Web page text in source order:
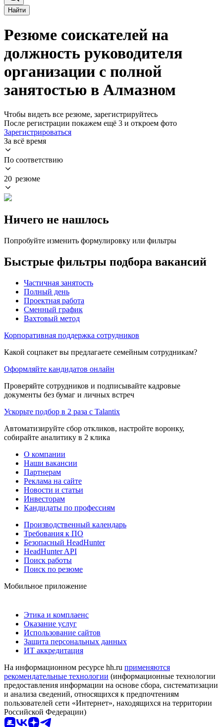
Найти
Резюме соискателей на
должность руководителя
организации с полной
занятостью в Алмазном
Чтобы видеть все резюме, зарегистрируйтесь
После регистрации покажем ещё 3 и откроем фото
Зарегистрироваться
За всё время
По соответствию
20 резюме
Ничего не нашлось
Попробуйте изменить формулировку или фильтры
Быстрые фильтры подбора вакансий
Частичная занятость
Полный день
Проектная работа
Сменный график
Вахтовый метод
Корпоративная поддержка сотрудников
Какой соцпакет вы предлагаете семейным сотрудникам?
Оформляйте кандидатов онлайн
Проверяйте сотрудников и подписывайте кадровые
документы без бумаг и личных встреч
Ускорьте подбор в 2 раза с Talantix
Автоматизируйте сбор откликов, настройте воронку,
собирайте аналитику в 2 клика
О компании
Наши вакансии
Партнерам
Реклама на сайте
Новости и статьи
Инвесторам
Кандидаты по профессиям
Производственный календарь
Требования к ПО
Безопасный HeadHunter
HeadHunter API
Поиск работы
Поиск по резюме
Мобильное приложение
Этика и комплаенс
Оказание услуг
Использование сайтов
Защита персональных данных
ИТ аккредитация
На информационном ресурсе hh.ru применяются
рекомендательные технологии (информационные технологии
предоставления информации на основе сбора, систематизации
и анализа сведений, относящихся к предпочтениям
пользователей сети «Интернет», находящихся на территории
Российской Федерации)